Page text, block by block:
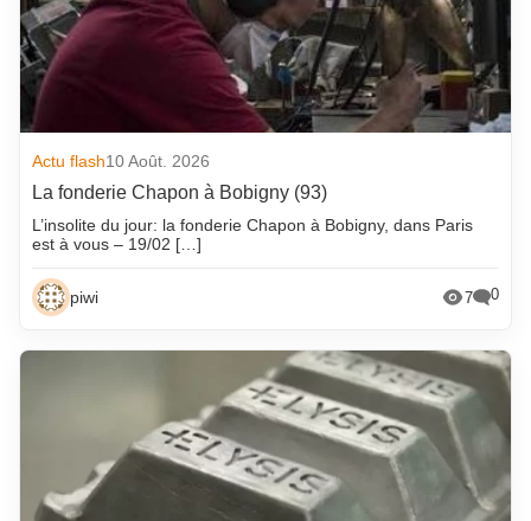
Actu flash10 Août. 2026
La fonderie Chapon à Bobigny (93)
L’insolite du jour: la fonderie Chapon à Bobigny, dans Paris
est à vous – 19/02 […]
piwi 7 0